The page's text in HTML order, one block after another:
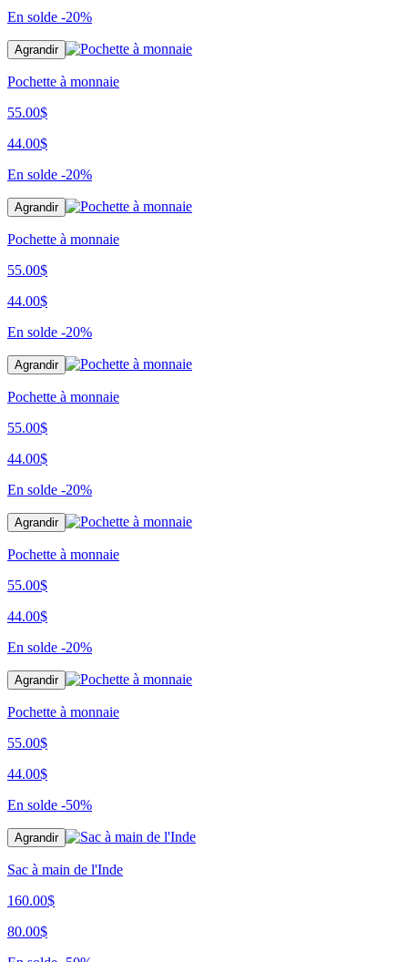
En solde -20%
Agrandir
Pochette à monnaie
55.00$
44.00$
En solde -20%
Agrandir
Pochette à monnaie
55.00$
44.00$
En solde -20%
Agrandir
Pochette à monnaie
55.00$
44.00$
En solde -20%
Agrandir
Pochette à monnaie
55.00$
44.00$
En solde -20%
Agrandir
Pochette à monnaie
55.00$
44.00$
En solde -50%
Agrandir
Sac à main de l'Inde
160.00$
80.00$